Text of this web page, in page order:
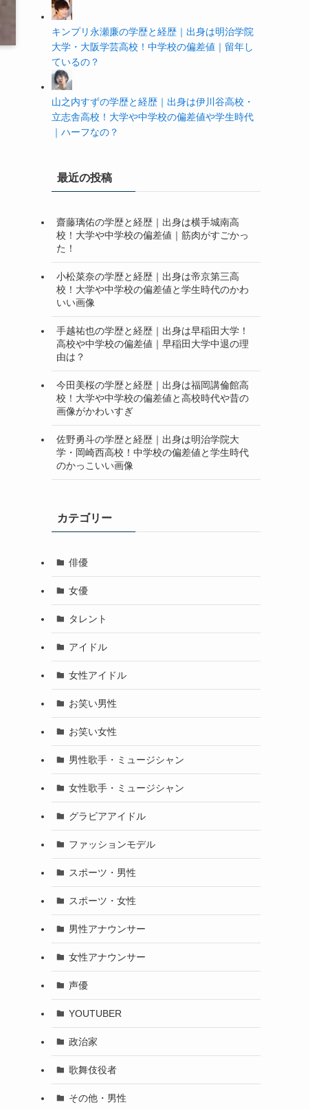
キンプリ永瀬廉の学歴と経歴｜出身は明治学院
大学・大阪学芸高校！中学校の偏差値｜留年し
ているの？
山之内すずの学歴と経歴｜出身は伊川谷高校・
立志舎高校！大学や中学校の偏差値や学生時代
｜ハーフなの？
最近の投稿
齋藤璃佑の学歴と経歴｜出身は横手城南高
校！大学や中学校の偏差値｜筋肉がすごかっ
た！
小松菜奈の学歴と経歴｜出身は帝京第三高
校！大学や中学校の偏差値と学生時代のかわ
いい画像
手越祐也の学歴と経歴｜出身は早稲田大学！
高校や中学校の偏差値｜早稲田大学中退の理
由は？
今田美桜の学歴と経歴｜出身は福岡講倫館高
校！大学や中学校の偏差値と高校時代や昔の
画像がかわいすぎ
佐野勇斗の学歴と経歴｜出身は明治学院大
学・岡崎西高校！中学校の偏差値と学生時代
のかっこいい画像
カテゴリー
俳優
女優
タレント
アイドル
女性アイドル
お笑い男性
お笑い女性
男性歌手・ミュージシャン
女性歌手・ミュージシャン
グラビアアイドル
ファッションモデル
スポーツ・男性
スポーツ・女性
男性アナウンサー
女性アナウンサー
声優
YOUTUBER
政治家
歌舞伎役者
その他・男性